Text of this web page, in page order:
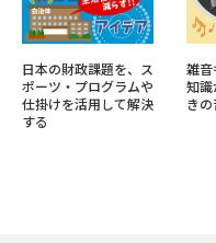
日本の財政課題を、ス
ポーツ・プログラムや
仕掛けを活用して解決
する
雑
知
き